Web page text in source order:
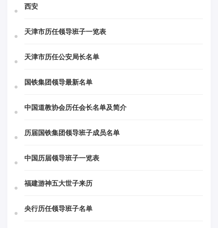
西安
天津市历任领导班子一览表
天津市历任公安局长名单
国铁集团领导最新名单
中国道教协会历任会长名单及简介
历届国铁集团领导班子成员名单
中国历届领导班子一览表
福建游神五大世子来历
央行历任领导班子名单